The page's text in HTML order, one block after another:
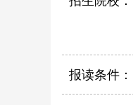
报读条件：